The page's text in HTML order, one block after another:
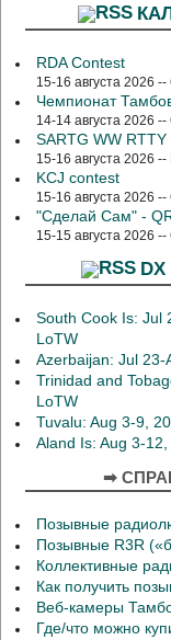
RDA Contest
15-16 августа 2026 --
Чемпионат
14-14 августа 2026 --
SARTG WW RTTY
15-16 августа 2026 --
KCJ contest
15-16 августа 2026 --
"Сделай Сам" -
15-15 августа 2026 --
South Cook Is: Jul
LoTW
Azerbaijan: Jul 23-
Trinidad and
LoTW
Tuvalu: Aug 3-9,
Aland Is: Aug 3-
➡
Позывные
Позывные R3R
Коллективные
Как получить
Веб-камеры
Где/что можно